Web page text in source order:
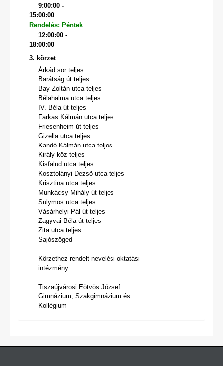
9:00:00 -
15:00:00
Rendelés: Péntek
12:00:00 -
18:00:00
3. körzet
Árkád sor teljes
Barátság út teljes
Bay Zoltán utca teljes
Bélahalma utca teljes
IV. Béla út teljes
Farkas Kálmán utca teljes
Friesenheim út teljes
Gizella utca teljes
Kandó Kálmán utca teljes
Király köz teljes
Kisfalud utca teljes
Kosztolányi Dezsõ utca teljes
Krisztina utca teljes
Munkácsy Mihály út teljes
Sulymos utca teljes
Vásárhelyi Pál út teljes
Zagyvai Béla út teljes
Zita utca teljes
Sajószöged
Körzethez rendelt nevelési-oktatási
intézmény:
Tiszaújvárosi Eötvös József
Gimnázium, Szakgimnázium és
Kollégium